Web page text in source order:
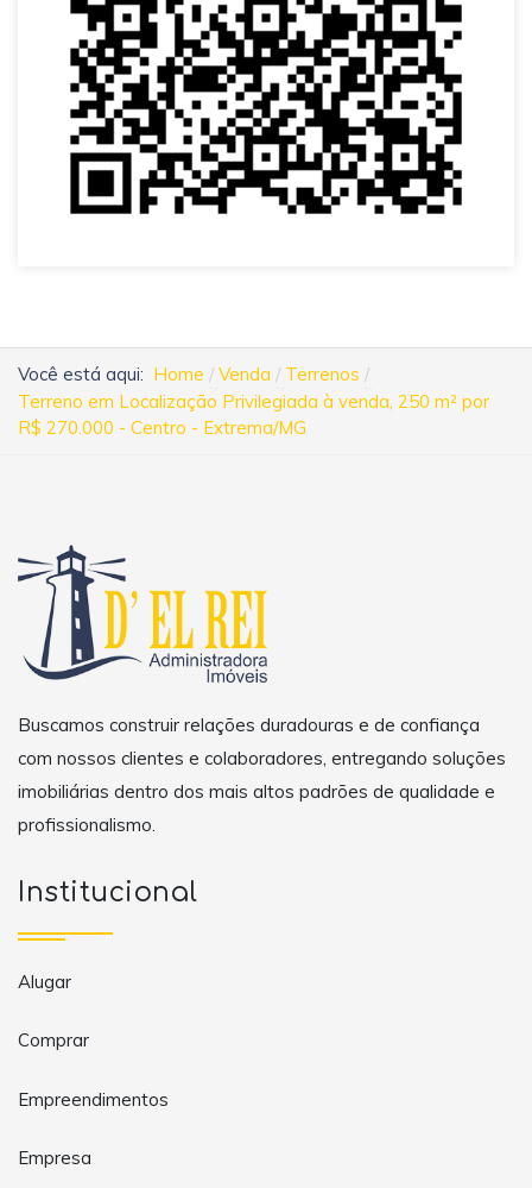
Você está aqui: Home Venda
Terrenos
Terreno em Localização Privilegiada à venda, 250 m² por
R$ 270.000 - Centro - Extrema/MG
Buscamos construir relações duradouras e de confiança
com nossos clientes e colaboradores, entregando soluções
imobiliárias dentro dos mais altos padrões de qualidade e
profissionalismo.
Institucional
Alugar
Comprar
Empreendimentos
Empresa